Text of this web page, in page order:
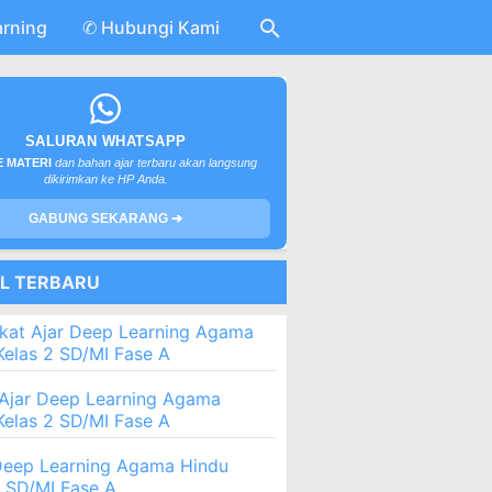
✆ Hubungi Kami
SALURAN WHATSAPP
MATERI dan bahan ajar terbaru akan langsung
dikirimkan ke HP Anda.
GABUNG SEKARANG ➔
TERBARU
Ajar Deep Learning Agama
2 SD/MI Fase A
Deep Learning Agama
2 SD/MI Fase A
Learning Agama Hindu
SD/MI Fase A